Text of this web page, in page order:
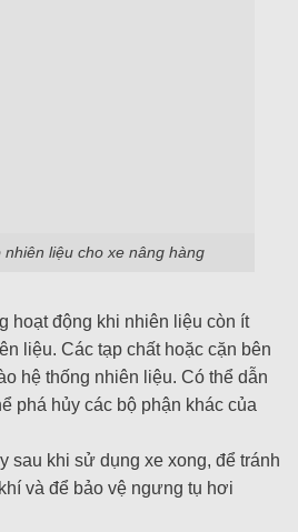
liệu cho xe nâng hàng
hoạt động khi nhiên liệu còn ít
liệu. Các tạp chất hoặc cặn bên
hệ thống nhiên liệu. Có thể dẫn
phá hủy các bộ phận khác của
sau khi sử dụng xe xong, để tránh
và để bảo vệ ngưng tụ hơi